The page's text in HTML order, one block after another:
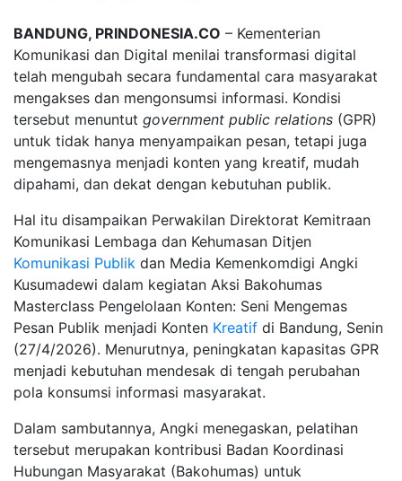
BANDUNG, PRINDONESIA.CO – Kementerian
Komunikasi dan Digital menilai transformasi digital
telah mengubah secara fundamental cara masyarakat
mengakses dan mengonsumsi informasi. Kondisi
tersebut menuntut government public relations (GPR)
untuk tidak hanya menyampaikan pesan, tetapi juga
mengemasnya menjadi konten yang kreatif, mudah
dipahami, dan dekat dengan kebutuhan publik.
Hal itu disampaikan Perwakilan Direktorat Kemitraan
Komunikasi Lembaga dan Kehumasan Ditjen
Komunikasi Publik dan Media Kemenkomdigi Angki
Kusumadewi dalam kegiatan Aksi Bakohumas
Masterclass Pengelolaan Konten: Seni Mengemas
Pesan Publik menjadi Konten Kreatif di Bandung, Senin
(27/4/2026). Menurutnya, peningkatan kapasitas GPR
menjadi kebutuhan mendesak di tengah perubahan
pola konsumsi informasi masyarakat.
Dalam sambutannya, Angki menegaskan, pelatihan
tersebut merupakan kontribusi Badan Koordinasi
Hubungan Masyarakat (Bakohumas) untuk